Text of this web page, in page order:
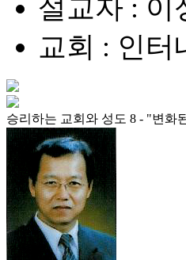
설교자 : 이
교회 : 인
승리하는 교회와 성도 8 - "변화